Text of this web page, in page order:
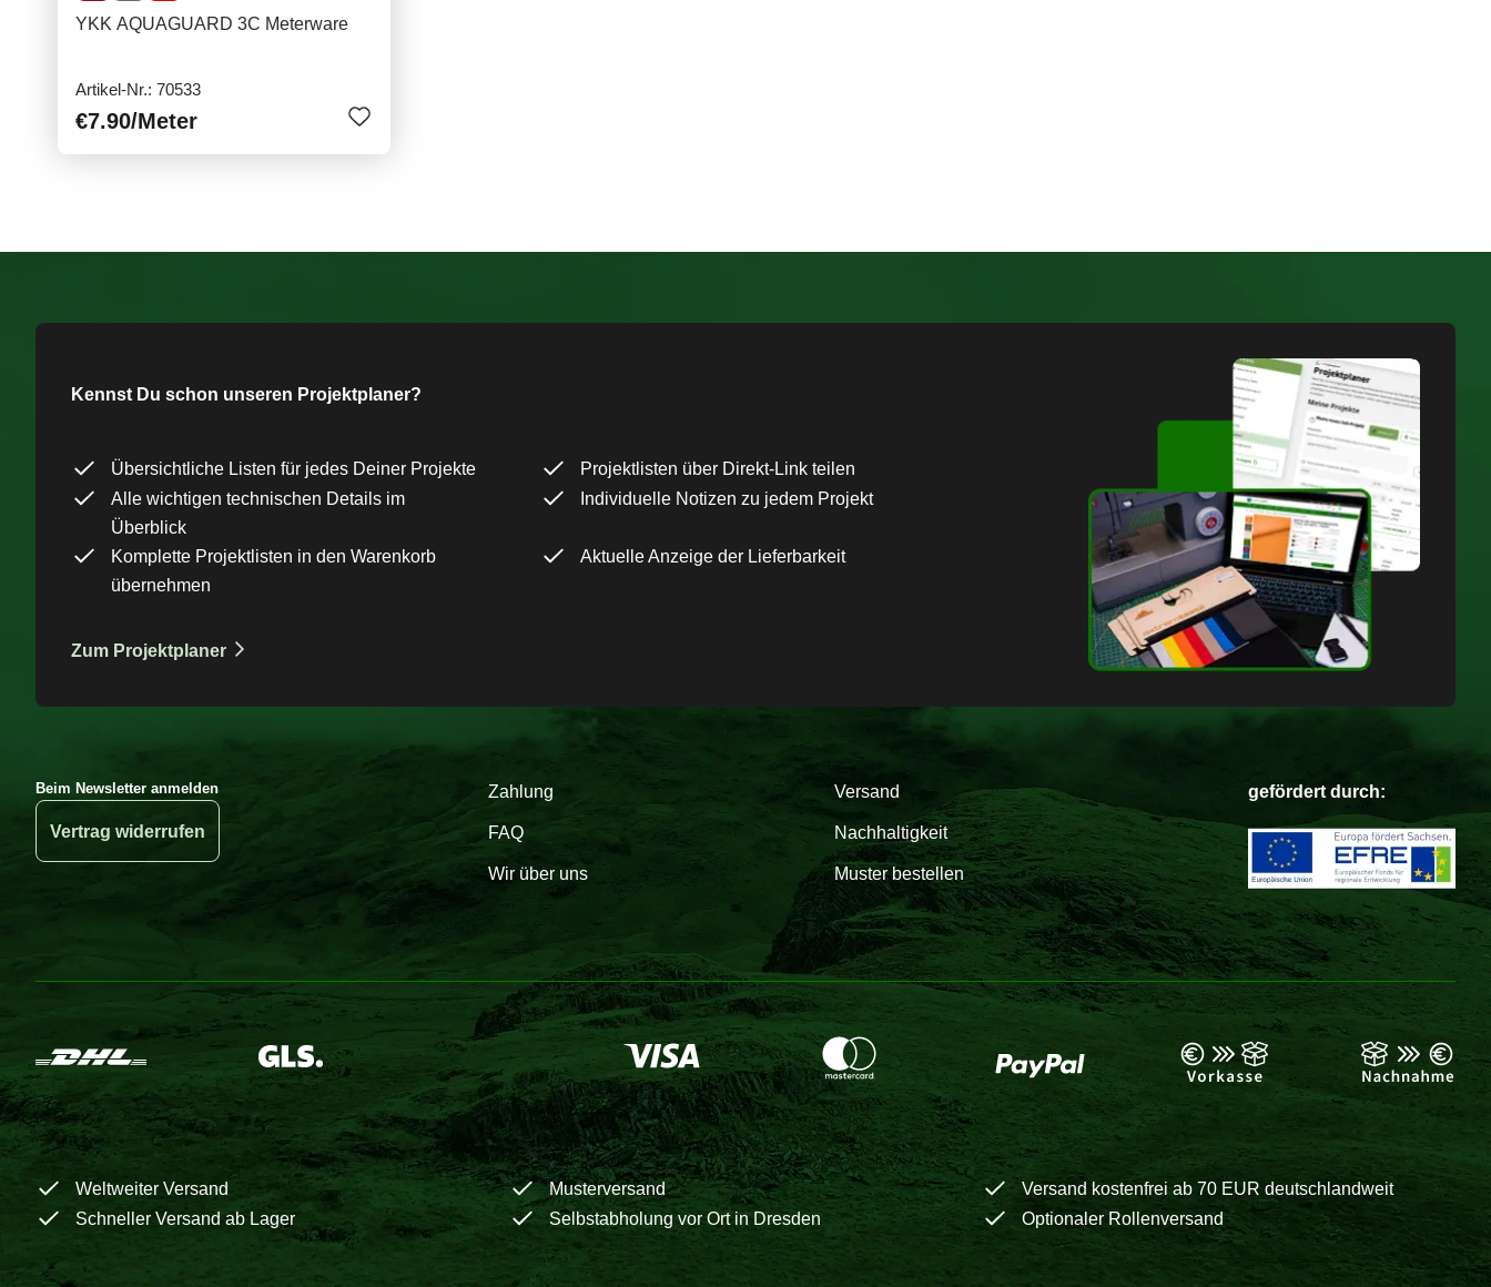
YKK AQUAGUARD 3C Meterware
Artikel-Nr.: 70533
€7.90/Meter
Kennst Du schon unseren Projektplaner?
Übersichtliche Listen für jedes Deiner Projekte
Projektlisten über Direkt-Link teilen
Alle wichtigen technischen Details im
Überblick
Individuelle Notizen zu jedem Projekt
Komplette Projektlisten in den Warenkorb
übernehmen
Aktuelle Anzeige der Lieferbarkeit
Zum Projektplaner
Beim Newsletter anmelden
Vertrag widerrufen
Zahlung Versand
FAQ Nachhaltigkeit
Wir über uns Muster bestellen
gefördert durch:
Weltweiter Versand Musterversand
Versand kostenfrei ab 70 EUR deutschlandweit
Schneller Versand ab Lager
Selbstabholung vor Ort in Dresden Optionaler Rollenversand